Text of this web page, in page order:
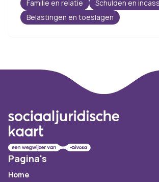
Familie en relatie
Schulden en
Belastingen en toeslagen
Pagina's
Home